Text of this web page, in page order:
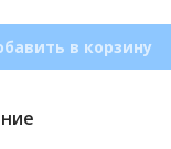
в корзину